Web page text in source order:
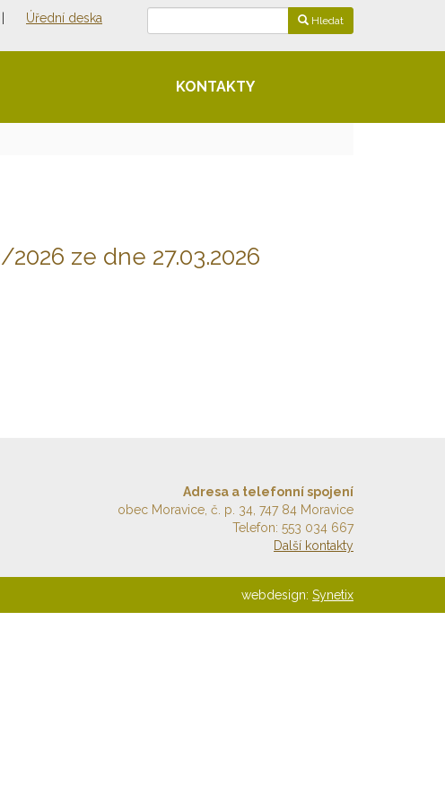
Úřední deska Hledat
KONTAKTY
ze dne 27.03.2026
Adresa a telefonní spojení
obec Moravice, č. p. 34, 747 84 Moravice
Telefon: 553 034 667
Další kontakty
webdesign: Synetix